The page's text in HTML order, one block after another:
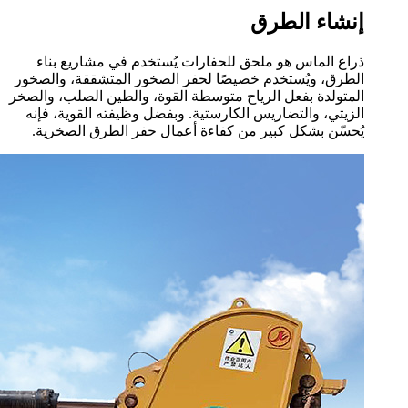
إنشاء الطرق
ذراع الماس هو ملحق للحفارات يُستخدم في مشاريع بناء
الطرق، ويُستخدم خصيصًا لحفر الصخور المتشققة، والصخور
المتولدة بفعل الرياح متوسطة القوة، والطين الصلب، والصخر
الزيتي، والتضاريس الكارستية. وبفضل وظيفته القوية، فإنه
يُحسّن بشكل كبير من كفاءة أعمال حفر الطرق الصخرية.